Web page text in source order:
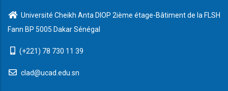
Université Cheikh Anta DIOP 2ième étage-Bâtiment de la FLSH
Fann BP 5005 Dakar Sénégal
(+221) 78 730 11 39
clad@ucad.edu.sn